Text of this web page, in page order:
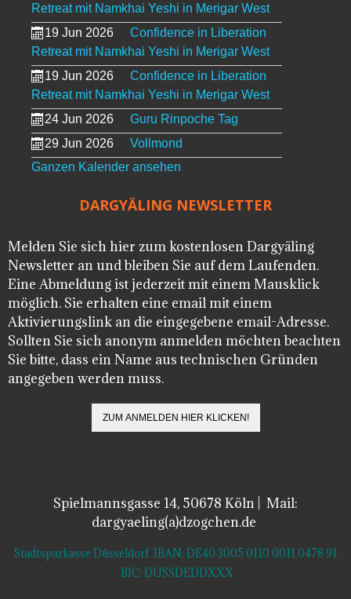
Retreat mit Namkhai Yeshi in Merigar West
19 Jun 2026
Confidence in Liberation
Retreat mit Namkhai Yeshi in Merigar West
19 Jun 2026
Confidence in Liberation
Retreat mit Namkhai Yeshi in Merigar West
24 Jun 2026
Guru Rinpoche Tag
29 Jun 2026
Vollmond
Ganzen Kalender ansehen
DARGYÄLING NEWSLETTER
Melden Sie sich hier zum kostenlosen Dargyäling
Newsletter an und bleiben Sie auf dem Laufenden.
Eine Abmeldung ist jederzeit mit einem Mausklick
möglich. Sie erhalten eine email mit einem
Aktivierungslink an die eingegebene email-Adresse.
Sollten Sie sich anonym anmelden möchten beachten
Sie bitte, dass ein Name aus technischen Gründen
angegeben werden muss.
Spielmannsgasse 14, 50678 Köln | Mail:
dargyaeling(a)dzogchen.de
Stadtsparkasse Düsseldorf IBAN: DE40 3005 0110 0011 0478 91
BIC: DUSSDEDDXXX